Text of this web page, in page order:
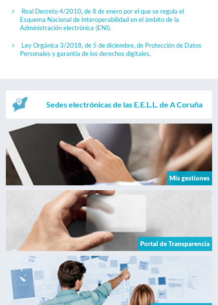
Real Decreto 4/2010, de 8 de enero por el que se regula el
Esquema Nacional de Interoperabilidad en el ámbito de la
Administración electrónica (ENI).
Ley Orgánica 3/2018, de 5 de diciembre, de Protección de Datos
Personales y garantía de los derechos digitales.
Sedes electrónicas de las E.E.L.L. de A Coruña
Mis gestiones
Portal de Transparencia